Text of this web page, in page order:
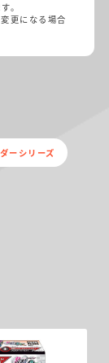
。
更になる場合
ーシリーズ